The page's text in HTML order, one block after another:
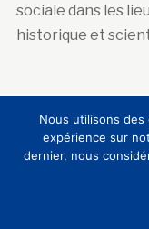
sociale dans les
historique et
Courriel :
Nous utilisons des
expérience sur
dernier, nous